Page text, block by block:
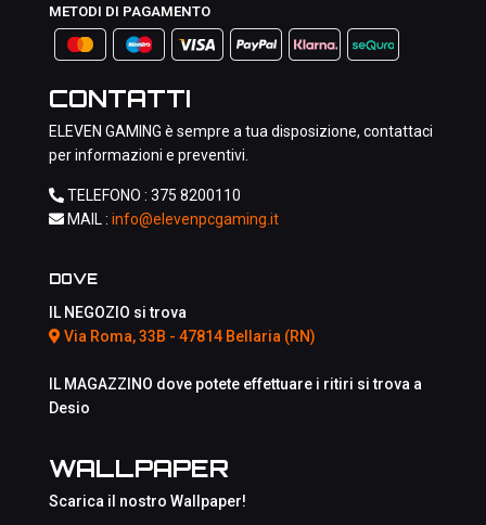
METODI DI PAGAMENTO
CONTATTI
ELEVEN GAMING è sempre a tua disposizione, contattaci
per informazioni e preventivi.
TELEFONO : 375 8200110
MAIL : info@elevenpcgaming.it
DOVE
IL NEGOZIO si trova
Via Roma, 33B - 47814 Bellaria (RN)
IL MAGAZZINO dove potete effettuare i ritiri si trova a
Desio
WALLPAPER
Scarica il nostro Wallpaper!